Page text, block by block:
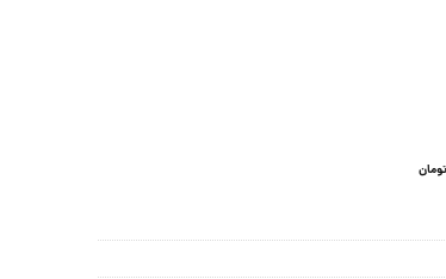
تومان